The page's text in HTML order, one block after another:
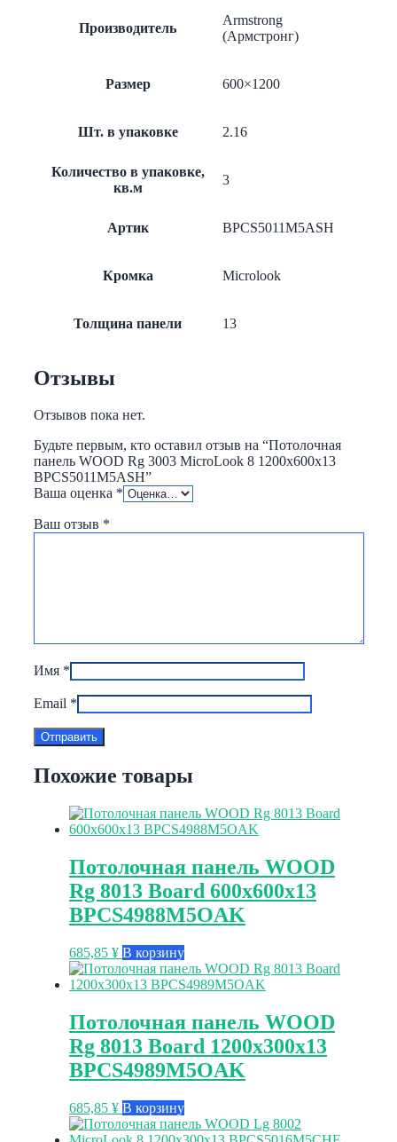
Производитель
Armstrong
(Армстронг)
Размер 600×1200
Шт. в упаковке 2.16
Количество в упаковке,
кв.м
3
Артик BPCS5011M5ASH
Кромка Microlook
Толщина панели 13
Отзывы
Отзывов пока нет.
Будьте первым, кто оставил отзыв на “Потолочная
панель WOOD Rg 3003 MicroLook 8 1200x600x13
BPCS5011M5ASH”
Ваша оценка *
Ваш отзыв *
Имя *
Email *
Похожие товары
Потолочная панель WOOD
Rg 8013 Board 600x600x13
BPCS4988M5OAK
685,85 ¥ В корзину
Потолочная панель WOOD
Rg 8013 Board 1200x300x13
BPCS4989M5OAK
685,85 ¥ В корзину